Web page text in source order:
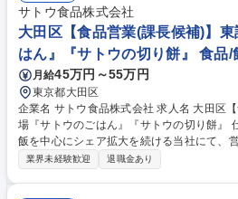
ータ作成、健康診断申し込みなど■入社後：
開始し、徐々に業務の幅を広げていただきます。 募集職種 【八潮
総務】3期連続増収増益の老舗中食メーカー
サトウ食品株式会社
大田区【食品営業(課長候補)】
はん』『サトウの切り餅』 食品
月給45万円～55万円
東京都大田区
企業名 サトウ食品株式会社 求人名 大田区【食品営業(課長候補)】東証S上
場『サトウのごはん』『サトウの切り餅』 仕事の内容 高品質なパックご
飯を中心にシェア拡大を続ける当社にて、
卸店や小売店に対して同社製品の取扱促進
業界未経験歓迎 退職金あり